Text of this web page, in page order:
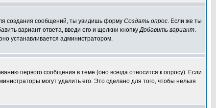
создания сообщений, ты увидишь форму Создать опрос. Если же ты
вариант ответа, введи его и щелкни кнопкуДобавить вариант.
устанавливается администратором.
первого сообщения в теме (оно всегда относится к опросу). Если
могут удалить его. Это сделано для того, чтобы нельзя